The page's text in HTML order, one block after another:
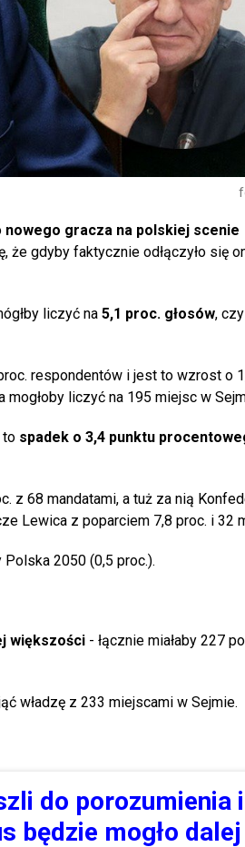
nowego gracza na polskiej scenie
że gdyby faktycznie odłączyło się
liczyć na 5,1 proc. głosów,
respondentów i jest to wzrost o
liczyć na 195 miejsc w
to spadek o 3,4 punktu
z 68 mandatami, a tuż za nią
Lewica z poparciem 7,8 proc. i 32
2050 (0,5 proc.).
większości - łącznie miałaby 227
władzę z 233 miejscami w Sejmie.
do porozumienia i
będzie mogło dalej